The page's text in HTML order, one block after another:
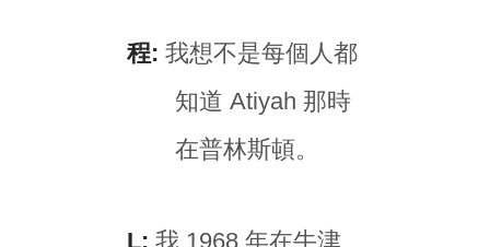
程: 我想不是每個人都
知道 Atiyah 那時
在普林斯頓。
L: 我 1968 年在牛津